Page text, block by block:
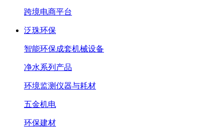
跨境电商平台
泛珠环保
智能环保成套机械设备
净水系列产品
环境监测仪器与耗材
五金机电
环保建材